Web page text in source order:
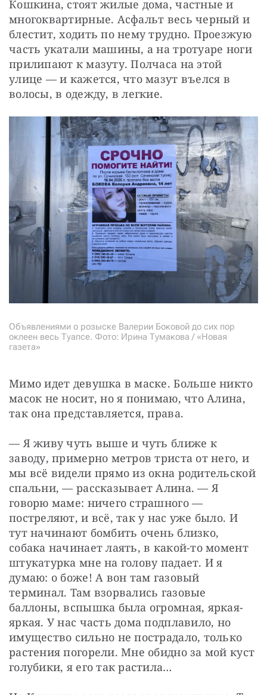
Кошкина, стоят жилые дома, частные и
многоквартирные. Асфальт весь черный и
блестит, ходить по нему трудно. Проезжую
часть укатали машины, а на тротуаре ноги
прилипают к мазуту. Полчаса на этой
улице — и кажется, что мазут въелся в
волосы, в одежду, в легкие.
Объявлениями о розыске Валерии Боковой до сих пор
оклеен весь Туапсе. Фото: Ирина Тумакова / «Новая
газета»
Мимо идет девушка в маске. Больше никто
масок не носит, но я понимаю, что Алина,
так она представляется, права.
— Я живу чуть выше и чуть ближе к
заводу, примерно метров триста от него, и
мы всё видели прямо из окна родительской
спальни, — рассказывает Алина. — Я
говорю маме: ничего страшного —
постреляют, и всё, так у нас уже было. И
тут начинают бомбить очень близко,
собака начинает лаять, в какой-то момент
штукатурка мне на голову падает. И я
думаю: о боже! А вон там газовый
терминал. Там взорвались газовые
баллоны, вспышка была огромная, яркая-
яркая. У нас часть дома подплавило, но
имущество сильно не пострадало, только
растения погорели. Мне обидно за мой куст
голубики, я его так растила…